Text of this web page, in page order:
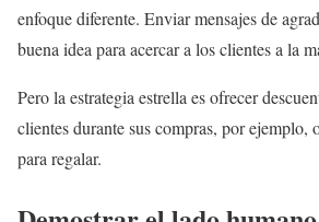
enfoque diferente. Enviar mensajes de
buena idea para acercar a los clientes a la
Pero la estrategia estrella es ofrecer
clientes durante sus compras, por ejemplo,
para regalar.